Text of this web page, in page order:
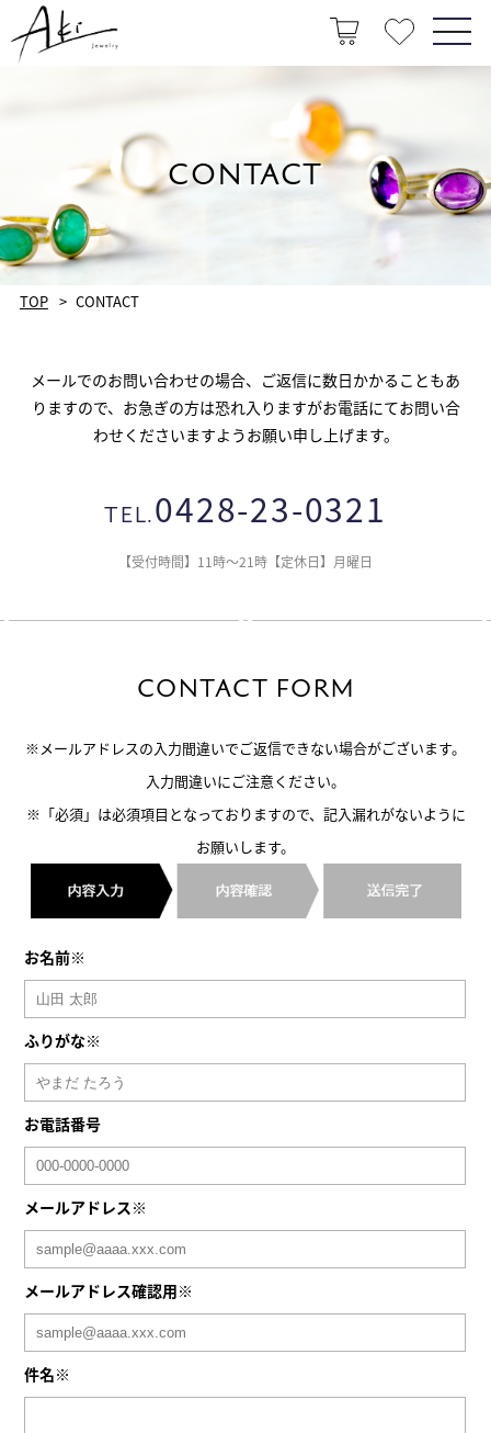
CONTACT
TOP CONTACT
メールでのお問い合わせの場合、ご返信に数日かかることもあ
りますので、お急ぎの方は恐れ入りますがお電話にてお問い合
わせくださいますようお願い申し上げます。
TEL.0428-23-0321
【受付時間】11時～21時【定休日】月曜日
CONTACT FORM
※メールアドレスの入力間違いでご返信できない場合がございます。
入力間違いにご注意ください。
※「必須」は必須項目となっておりますので、記入漏れがないように
お願いします。
お名前※
ふりがな※
お電話番号
メールアドレス※
メールアドレス確認用※
件名※